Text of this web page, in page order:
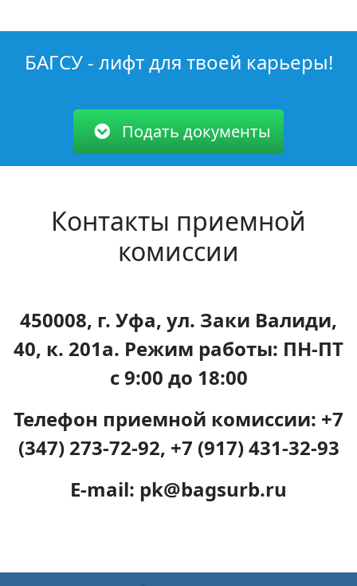
БАГСУ - лифт для твоей карьеры!
Подать документы
Контакты приемной
комиссии
450008, г. Уфа, ул. Заки Валиди,
40, к. 201а. Режим работы: ПН-ПТ
с 9:00 до 18:00
Телефон приемной комиссии: +7
(347) 273-72-92, +7 (917) 431-32-93
E-mail: pk@bagsurb.ru